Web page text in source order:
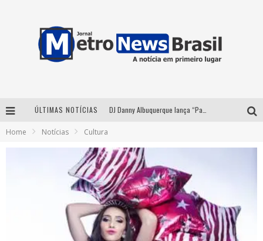
ÚLTIMAS NOTÍCIAS
Home Notícias Cultura